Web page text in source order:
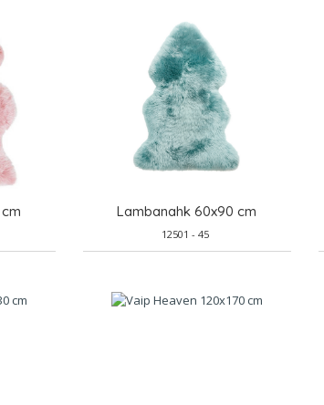
Lambanahk 60x90 cm
12501 - 45